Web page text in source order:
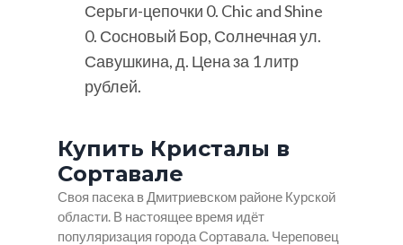
Серьги-цепочки 0. Chic and Shine
0. Сосновый Бор, Солнечная ул.
Савушкина, д. Цена за 1 литр
рублей.
Купить Кристалы в
Сортавале
Своя пасека в Дмитриевском районе Курской
области. В настоящее время идёт
популяризация города Сортавала. Череповец